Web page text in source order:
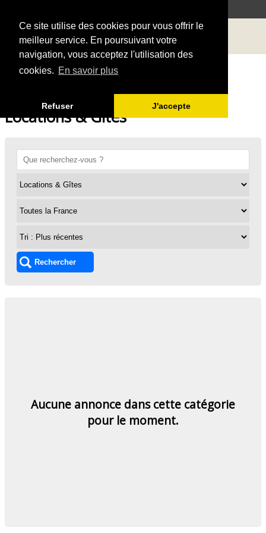
Ce site utilise des cookies pour vous offrir le
meilleur service. En poursuivant votre
navigation, vous acceptez l'utilisation des
cookies. En savoir plus
Refuser J'accepte
Locations & Gîtes
Aucune annonce dans cette catégorie
pour le moment.